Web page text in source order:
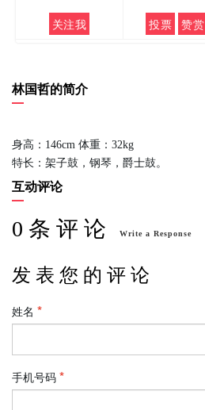
关注我 投票 赞赏
林国哲的简介
身高：146cm 体重：32kg
特长：架子鼓，钢琴，爵士鼓。
互动评论
0 条 评 论 Write a Response
发 表 您 的 评 论
姓名
手机号码